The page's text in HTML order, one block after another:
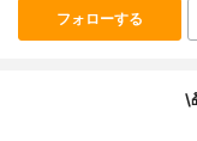
フォローする